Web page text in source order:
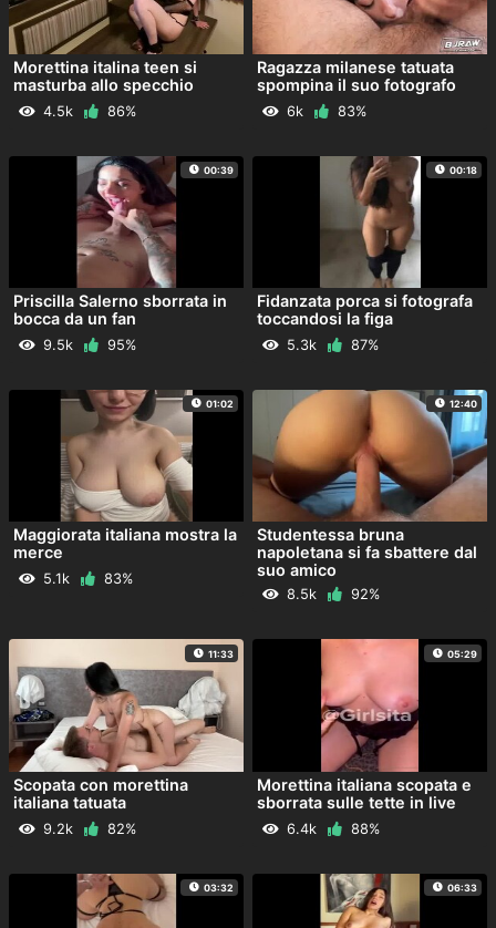
Morettina italina teen si
masturba allo specchio
4.5k 86%
Ragazza milanese tatuata
spompina il suo fotografo
6k 83%
00:39
Priscilla Salerno sborrata in
bocca da un fan
9.5k 95%
00:18
Fidanzata porca si fotografa
toccandosi la figa
5.3k 87%
01:02
Maggiorata italiana mostra la
merce
5.1k 83%
12:40
Studentessa bruna
napoletana si fa sbattere dal
suo amico
8.5k 92%
11:33
Scopata con morettina
italiana tatuata
9.2k 82%
05:29
Morettina italiana scopata e
sborrata sulle tette in live
6.4k 88%
03:32 06:33